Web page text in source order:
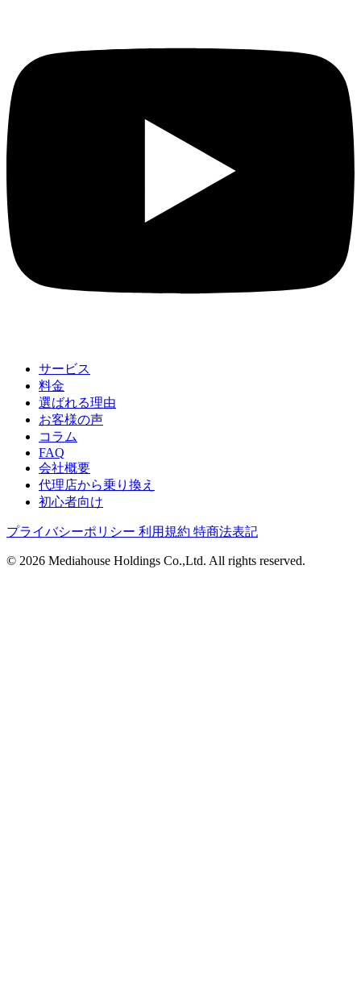
サービス
料金
選ばれる理由
お客様の声
コラム
FAQ
会社概要
代理店から乗り換え
初心者向け
プライバシーポリシー 利用規約 特商法表記
© 2026 Mediahouse Holdings Co.,Ltd. All rights reserved.